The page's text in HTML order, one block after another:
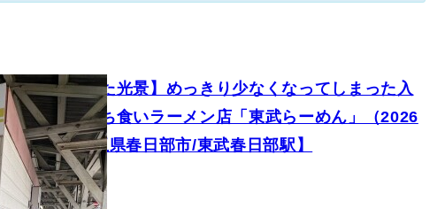
【貴重になった光景】めっきり少なくなってしまった入
口扉なしの立ち食いラーメン店「東武らーめん」（2026
年7月）【埼玉県春日部市/東武春日部駅】
グルメ 鉄道